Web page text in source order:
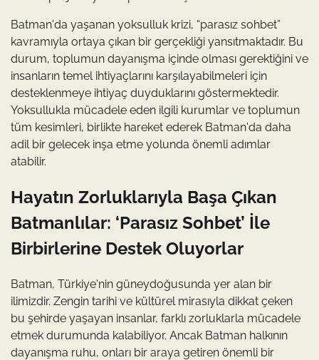
Batman'da yaşanan yoksulluk krizi, “parasız sohbet”
kavramıyla ortaya çıkan bir gerçekliği yansıtmaktadır. Bu
durum, toplumun dayanışma içinde olması gerektiğini ve
insanların temel ihtiyaçlarını karşılayabilmeleri için
desteklenmeye ihtiyaç duyduklarını göstermektedir.
Yoksullukla mücadele eden ilgili kurumlar ve toplumun
tüm kesimleri, birlikte hareket ederek Batman'da daha
adil bir gelecek inşa etme yolunda önemli adımlar
atabilir.
Hayatın Zorluklarıyla Başa Çıkan
Batmanlılar: ‘Parasız Sohbet’ İle
Birbirlerine Destek Oluyorlar
Batman, Türkiye'nin güneydoğusunda yer alan bir
ilimizdir. Zengin tarihi ve kültürel mirasıyla dikkat çeken
bu şehirde yaşayan insanlar, farklı zorluklarla mücadele
etmek durumunda kalabiliyor. Ancak Batman halkının
dayanışma ruhu, onları bir araya getiren önemli bir